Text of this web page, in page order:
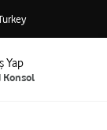
Yap
Konsol